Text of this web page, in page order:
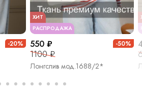
-20%
РАСПРОДАЖА
ХИТ
550 ₽
1100 ₽
-50%
Лонгслив мод.1688/2*